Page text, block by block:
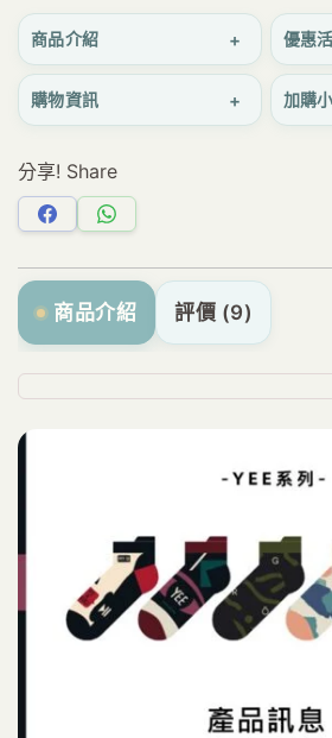
商品介紹 + 優惠
購物資訊 + 加購
分享! Share
分
享
Facebook
分
享
WhatsApp
商品介紹 評價 (9)